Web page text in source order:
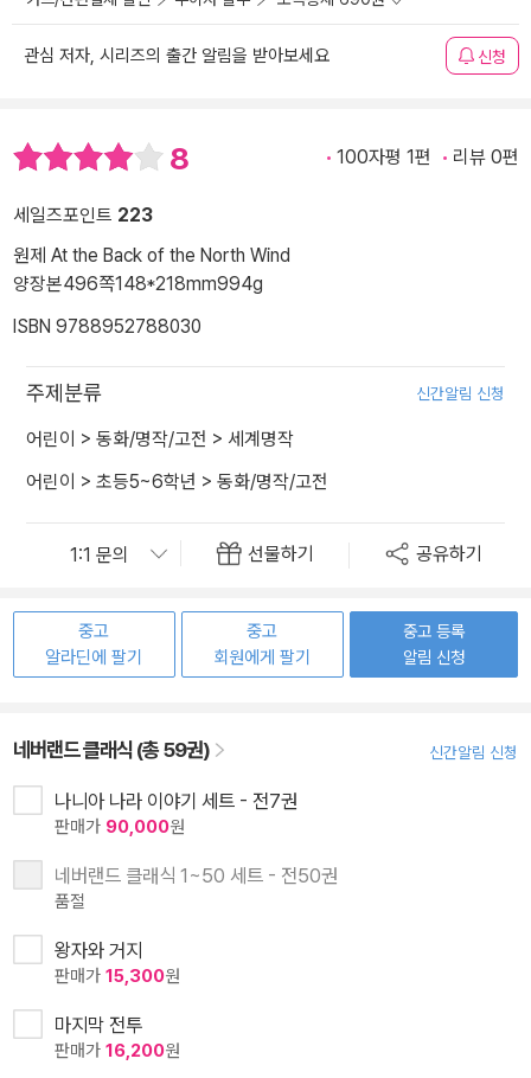
관심 저자, 시리즈의 출간 알림을 받아보세요 신청
8 100자평 1편 리뷰 0편
세일즈포인트 223
원제 At the Back of the North Wind
양장본496쪽148*218mm994g
ISBN 9788952788030
주제분류 신간알림 신청
어린이 > 동화/명작/고전 > 세계명작
어린이 > 초등5~6학년 > 동화/명작/고전
선물하기 공유하기
중고
알라딘에 팔기
중고
회원에게 팔기
중고 등록
알림 신청
네버랜드 클래식 (총 59권) 신간알림 신청
나니아 나라 이야기 세트 - 전7권
판매가 90,000원
네버랜드 클래식 1~50 세트 - 전50권
품절
왕자와 거지
판매가 15,300원
마지막 전투
판매가 16,200원